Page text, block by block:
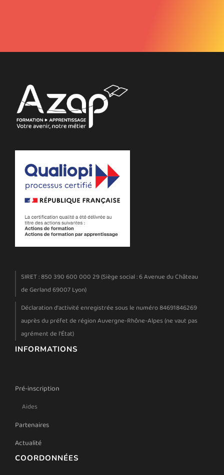
SIRET : 850 390 600 000 29 (Siège social : 6 Avenue du Château
de Gerland 69007 Lyon)
Déclaration d'activité enregistrée sous le numéro 84691846269
auprès du préfet de région Auvergne-Rhône-Alpes (ne vaut pas
agrément de l'État)
INFORMATIONS
Pré-inscription
Aides
Partenaires
Actualité
COORDONNÉES